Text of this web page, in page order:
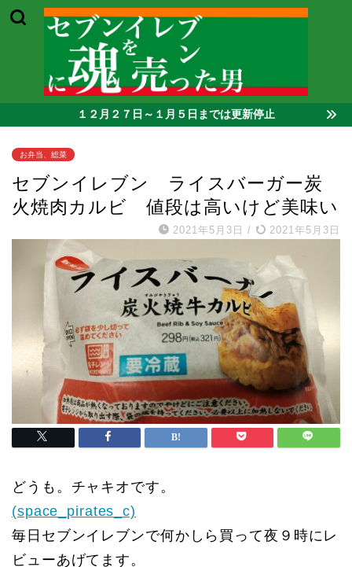
１２月２７日～１月５日までは更新停止
お弁当、総菜
セブンイレブン ライスバーガー炭
火焼肉カルビ 値段は高いけど美味い
2021年5月3日 / 2021年5月3日
どうも。チャキオです。
(space_pirates_c)
毎日セブンイレブンで何かしら買って夜９時にレ
ビューあげてます。